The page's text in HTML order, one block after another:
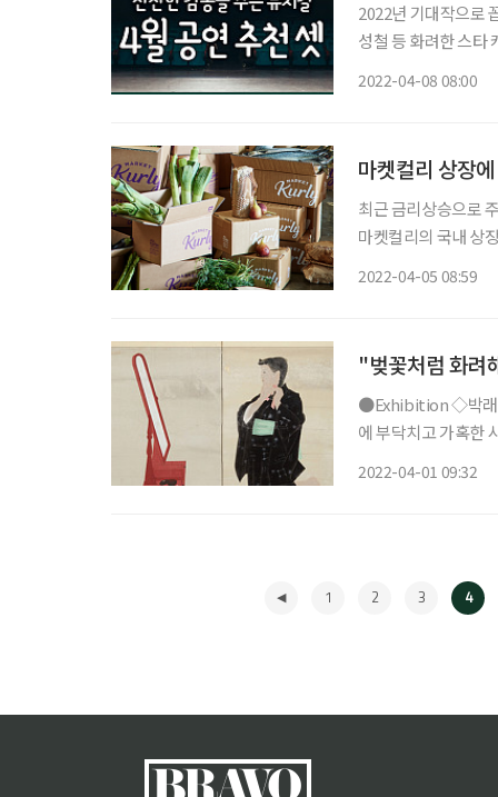
2022년 기대작으로
성철 등 화려한 스타
2022-04-08 08:00
마켓컬리 상장
최근 금리상승으로
마켓컬리의 국내 상
2022-04-05 08:59
"벚꽃처럼 화려
●Exhibition ◇박래현, 사색세계 일정 4월 23일까지 장소 아트조선스페이스 “수많은 장벽
에 부닥치고 가혹한
2022-04-01 09:32
1 2 3 4